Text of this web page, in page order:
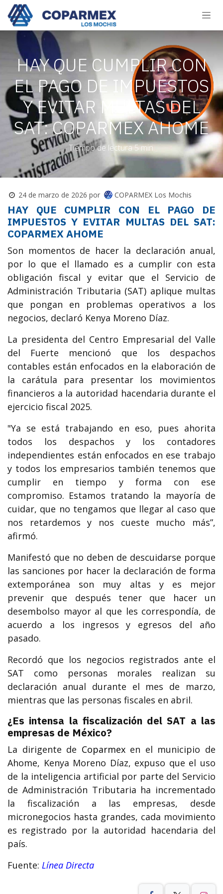
Ir al contenido
HAY QUE CUMPLIR CON
EL PAGO DE IMPUESTOS
Y EVITAR MULTAS DEL
SAT: COPARMEX AHOME
Tiempo de lectura 5 min.
24 de marzo de 2026 por COPARMEX Los Mochis
HAY QUE CUMPLIR CON EL PAGO DE
IMPUESTOS Y EVITAR MULTAS DEL SAT:
COPARMEX AHOME
Son momentos de hacer la declaración anual,
por lo que el llamado es a cumplir con esta
obligación fiscal y evitar que el Servicio de
Administración Tributaria (SAT) aplique multas
que pongan en problemas operativos a los
negocios, declaró Kenya Moreno Díaz.
La presidenta del Centro Empresarial del Valle
del Fuerte mencionó que los despachos
contables están enfocados en la elaboración de
la carátula para presentar los movimientos
financieros a la autoridad hacendaria durante el
ejercicio fiscal 2025.
"Ya se está trabajando en eso, pues ahorita
todos los despachos y los contadores
independientes están enfocados en ese trabajo
y todos los empresarios también tenemos que
cumplir en tiempo y forma con ese
compromiso. Estamos tratando la mayoría de
cuidar, que no tengamos que llegar al caso que
nos retardemos y nos cueste mucho más”,
afirmó.
Manifestó que no deben de descuidarse porque
las sanciones por hacer la declaración de forma
extemporánea son muy altas y es mejor
prevenir que después tener que hacer un
desembolso mayor al que les correspondía, de
acuerdo a los ingresos y egresos del año
pasado.
Recordó que los negocios registrados ante el
SAT como personas morales realizan su
declaración anual durante el mes de marzo,
mientras que las personas fiscales en abril.
¿Es intensa la fiscalización del SAT a las
empresas de México?
La dirigente de Coparmexen el municipio de
Ahome, Kenya Moreno Díaz, expuso que el uso
de la inteligencia artificial por parte del Servicio
de Administración Tributaria ha incrementado
la fiscalización a las empresas, desde
micronegocios hasta grandes, cada movimiento
es registrado por la autoridad hacendaria del
país.
Fuente: Línea Directa